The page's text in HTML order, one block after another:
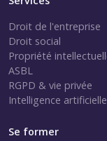
Droit de l'entreprise
Droit social
Propriété
ASBL
RGPD & vie privée
Intelligence artificielle
Se former